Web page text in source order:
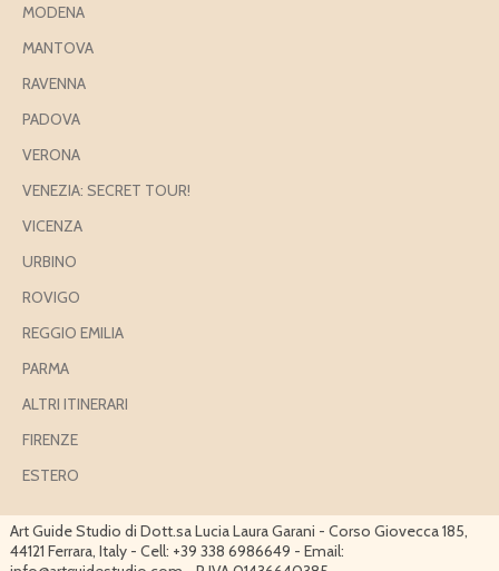
MODENA
MANTOVA
RAVENNA
PADOVA
VERONA
VENEZIA: SECRET TOUR!
VICENZA
URBINO
ROVIGO
REGGIO EMILIA
PARMA
ALTRI ITINERARI
FIRENZE
ESTERO
Art Guide Studio di Dott.sa Lucia Laura Garani - Corso Giovecca 185,
44121 Ferrara, Italy - Cell: +39 338 6986649 - Email: